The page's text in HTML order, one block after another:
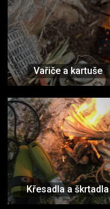
Vařiče a kartuše
Křesadla a škrtadla